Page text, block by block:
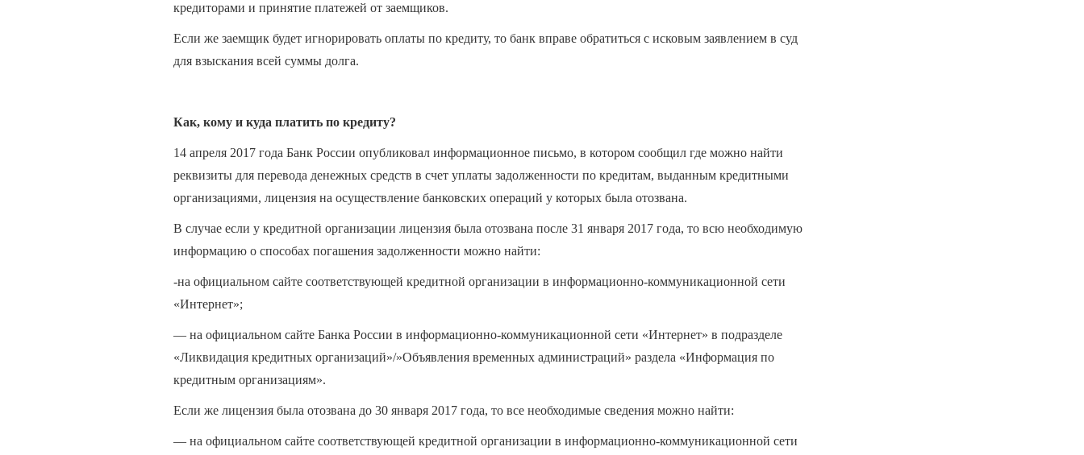
кредиторами и принятие платежей от заемщиков.
Если же заемщик будет игнорировать оплаты по кредиту, то банк вправе обратиться с исковым заявлением в суд
для взыскания всей суммы долга.
Как, кому и куда платить по кредиту?
14 апреля 2017 года Банк России опубликовал информационное письмо, в котором сообщил где можно найти
реквизиты для перевода денежных средств в счет уплаты задолженности по кредитам, выданным кредитными
организациями, лицензия на осуществление банковских операций у которых была отозвана.
В случае если у кредитной организации лицензия была отозвана после 31 января 2017 года, то всю необходимую
информацию о способах погашения задолженности можно найти:
-на официальном сайте соответствующей кредитной организации в информационно-коммуникационной сети
«Интернет»;
— на официальном сайте Банка России в информационно-коммуникационной сети «Интернет» в подразделе
«Ликвидация кредитных организаций»/»Объявления временных администраций» раздела «Информация по
кредитным организациям».
Если же лицензия была отозвана до 30 января 2017 года, то все необходимые сведения можно найти:
— на официальном сайте соответствующей кредитной организации в информационно-коммуникационной сети